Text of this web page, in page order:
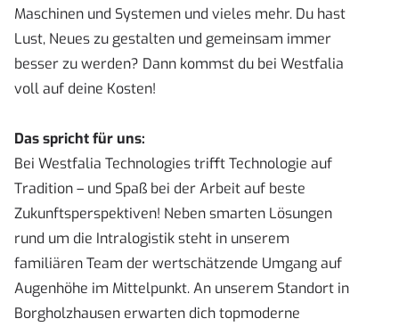
Maschinen und Systemen und vieles mehr. Du hast
Lust, Neues zu gestalten und gemeinsam immer
besser zu werden? Dann kommst du bei Westfalia
voll auf deine Kosten!
Das spricht für uns:
Bei Westfalia Technologies trifft Technologie auf
Tradition – und Spaß bei der Arbeit auf beste
Zukunftsperspektiven! Neben smarten Lösungen
rund um die Intralogistik steht in unserem
familiären Team der wertschätzende Umgang auf
Augenhöhe im Mittelpunkt. An unserem Standort in
Borgholzhausen erwarten dich topmoderne